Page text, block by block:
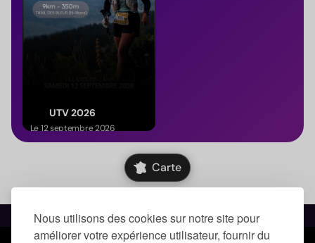
Nous utilisons des cookies sur notre site pour
améliorer votre expérience utilisateur, fournir du
UTV 2026
Le 12 septembre 2026
(Auvergne-Rhône-Alpes)
Carte